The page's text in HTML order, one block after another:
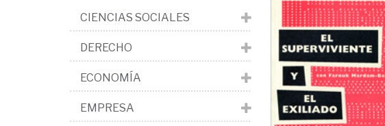
CIENCIAS SOCIALES
DERECHO
ECONOMÍA
EMPRESA